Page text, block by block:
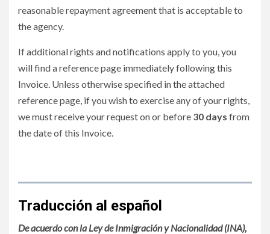
reasonable repayment agreement that is acceptable to
the agency.
If additional rights and notifications apply to you, you
will find a reference page immediately following this
Invoice. Unless otherwise specified in the attached
reference page, if you wish to exercise any of your rights,
we must receive your request on or before 30 days from
the date of this Invoice.
Traducción al español
De acuerdo con la Ley de Inmigración y Nacionalidad (INA),